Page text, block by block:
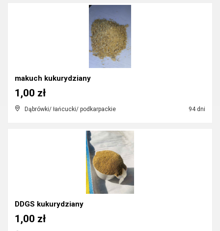
makuch kukurydziany
Dąbrówki/ łańcucki/ podkarpackie 94 dni
1,00 zł
DDGS kukurydziany
1,00 zł